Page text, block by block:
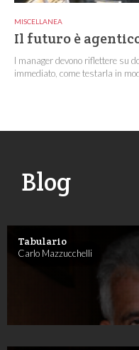
MISCELLANEA
Il futuro è
I manager devono riflettere su
immediato, come testarla in
Blog
Tabulario
Carlo Mazzucchelli